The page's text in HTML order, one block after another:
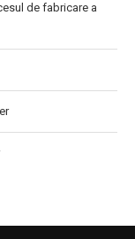
de fabricare a